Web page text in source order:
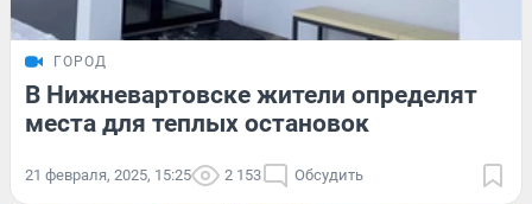
ГОРОД
В Нижневартовске жители определят
места для теплых остановок
21 февраля, 2025, 15:25 2 153 Обсудить